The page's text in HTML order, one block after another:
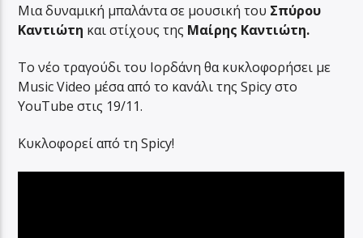
Μια δυναμική μπαλάντα σε μουσική του Σπύρου
Καντιώτη και στίχους της Μαίρης Καντιώτη.
Το νέο τραγούδι του Ιορδάνη θα κυκλοφορήσει με
Music Video μέσα από το κανάλι της Spicy στο
YouTube στις 19/11.
Κυκλοφορεί από τη Spicy!